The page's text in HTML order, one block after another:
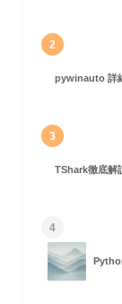
2
pywinauto 詳
3
TShark徹底解
4